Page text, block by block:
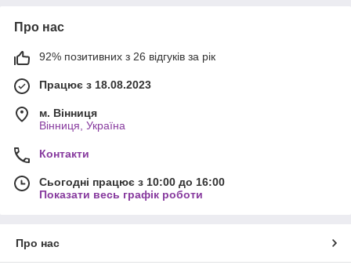
Про нас
92% позитивних з 26 відгуків за рік
Працює з 18.08.2023
м. Вінниця
Вінниця, Україна
Контакти
Сьогодні працює з 10:00 до 16:00
Показати весь графік роботи
Про нас